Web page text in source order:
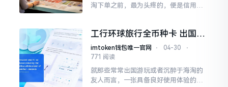
淘下单之前，最为头疼的，便是信用卡
中国银行所推出的全币种信用卡
工行环球旅行全币种卡 出国省
钱真方便
imtoken钱包唯一官网 ⋅ 04-30
⋅
771 阅读
就那些常常出国游玩或者沉醉于海淘的
友人而言，一张具备良好使用体验的信